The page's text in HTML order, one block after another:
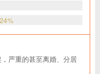
24%
严重的甚至离婚、分居